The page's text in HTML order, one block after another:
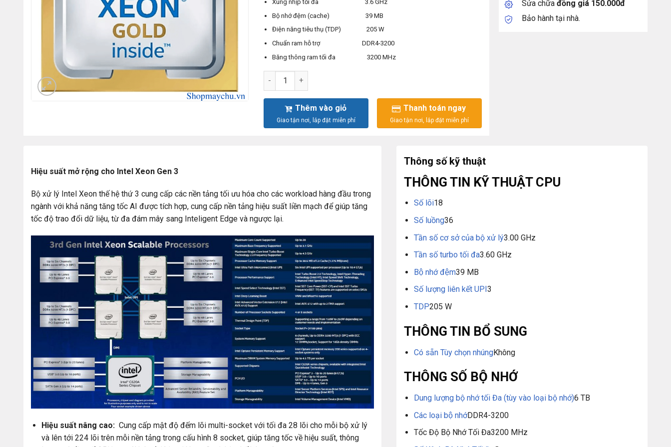
Xung nhịp tối đa 3.6 GHz
Bộ nhớ đệm (cache) 39 MB
Điện năng tiêu thụ (TDP) 205 W
Chuẩn ram hỗ trợ DDR4-3200
Băng thông ram tối đa 3200 MHz
Intel® Xeon® Gold 6354 Processor 39M Cache, 3.00 GHz số lượng
Thêm vào giỏ Thanh toán ngay
Sửa chữađồng giá 150.000đ
Bảo hành tại nhà.
Hiệu suất mở rộng cho Intel Xeon Gen 3
Bộ xử lý Intel Xeon thế hệ thứ 3 cung cấp các nền tảng tối ưu hóa cho các workload hàng đầu trong
ngành với khả năng tăng tốc AI được tích hợp, cung cấp nền tảng hiệu suất liền mạch để giúp tăng
tốc độ trao đổi dữ liệu, từ đa đám mây sang Inteligent Edge và ngược lại.
Hiệu suất nâng cao:Cung cấp mật độ đếm lõi multi-socket với tối đa 28 lõi cho mỗi bộ xử lý
và lên tới 224 lõi trên mỗi nền tảng trong cấu hình 8 socket, giúp tăng tốc về hiệu suất, thông
Thông số kỹ thuật
THÔNG TIN KỸ THUẬT CPU
Số lõi18
Số luồng36
Tần số cơ sở của bộ xử lý3.00 GHz
Tần số turbo tối đa3.60 GHz
Bộ nhớ đệm39 MB
Số lượng liên kết UPI3
TDP205 W
THÔNG TIN BỔ SUNG
Có sẵn Tùy chọn nhúngKhông
THÔNG SỐ BỘ NHỚ
Dung lượng bộ nhớ tối Đa (tùy vào loại bộ nhớ)6 TB
Các loại bộ nhớDDR4-3200
Tốc Độ Bộ Nhớ Tối Đa3200 MHz